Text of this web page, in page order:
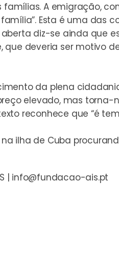
A emigração,
Esta é uma das
diz-se ainda que
que deveria ser motivo
da plena
elevado, mas
reconhece que “é
ilha de Cuba
| info@fundacao-ais.pt